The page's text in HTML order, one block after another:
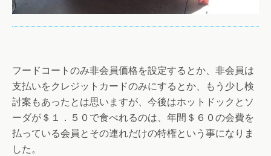
フードコートのみ非会員価格を設定するとか、非会員は
支払いをクレジットカードのみにするとか、もう少し検
討案もあったとは思いますが、今後はホットドックとソ
ーダが＄１．５０で食べれるのは、年間＄６０の会費を
払っている会員とその連れだけの特権という事になりま
した。